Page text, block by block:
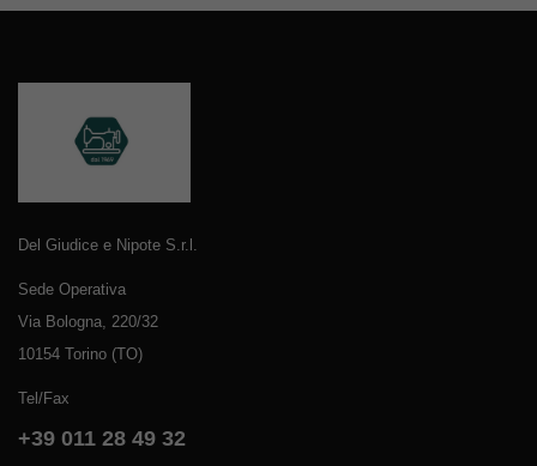
Del Giudice e Nipote S.r.l.
Sede Operativa
Via Bologna, 220/32
10154 Torino (TO)
Tel/Fax
+39 011 28 49 32